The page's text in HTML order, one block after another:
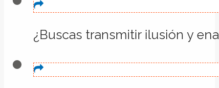
¿Buscas transmitir ilusión y